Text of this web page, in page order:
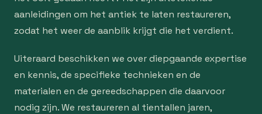
aanleidingen om het antiek te laten restaureren,
zodat het weer de aanblik krijgt die het verdient.
Uiteraard beschikken we over diepgaande expertise
en kennis, de specifieke technieken en de
materialen en de gereedschappen die daarvoor
nodig zijn. We restaureren al tientallen jaren,